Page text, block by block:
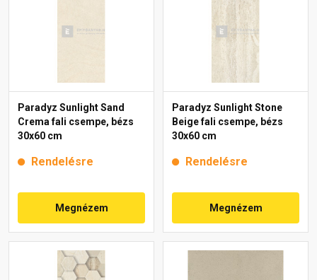
Paradyz Sunlight Sand
Crema fali csempe, bézs
30x60 cm
Rendelésre
Megnézem
Paradyz Sunlight Stone
Beige fali csempe, bézs
30x60 cm
Rendelésre
Megnézem